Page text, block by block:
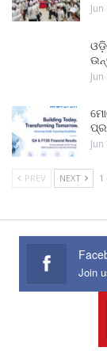
PREV NEXT 1